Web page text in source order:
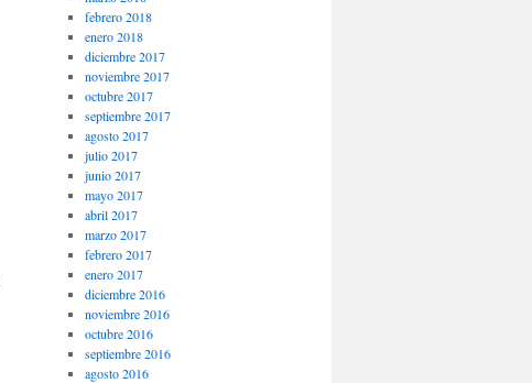
febrero 2018
enero 2018
diciembre 2017
noviembre 2017
octubre 2017
septiembre 2017
agosto 2017
julio 2017
junio 2017
mayo 2017
abril 2017
marzo 2017
febrero 2017
enero 2017
diciembre 2016
noviembre 2016
octubre 2016
septiembre 2016
agosto 2016